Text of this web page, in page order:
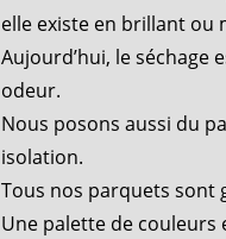
elle existe en brillant ou
Aujourd’hui, le séchage
odeur.
Nous posons aussi du
isolation.
Tous nos parquets sont
Une palette de